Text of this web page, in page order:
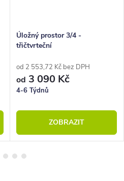
Úložný prostor 3/4 -
třičtvrteční
od 2 553,72 Kč bez DPH
od 3 090 Kč
4-6 Týdnů
ZOBRAZIT